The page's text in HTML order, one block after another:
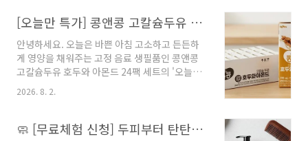
는 데 큰 도움을 줍니다. 텁텁하거나 두꺼운 잔여
감 ..
분 아침 프라임 타임에 라이브 방송된 [[방송에서
만 20만원 세일 전고객 사은품] 리오벨 26 풀스
킨 렉스퍼 리버서블 야상 자켓]은 실시간 구매지
수 12.9%를 기록하며 일일 전체 1위에 당당히
등극했습니다. 전날인 8월 1일 멜라밀라 버킷햇
이 20.7%의 지표로 당장의 피서 잡화 화력을 보
대 프리미엄 럭셔리 모피 카테고리..
[오늘만 특가] 콩앤콩 고칼슘두유 호두와 아몬드 24팩 네이버 경유 최저가 비교
안녕하세요. 오늘은 바쁜 아침 고소하고 든든하
게 영양을 채워주는 고정 음료 생필품인 콩앤콩
고칼슘두유 호두와 아몬드 24팩 세트의 '오늘만
특가' 정보를 소개해 드립니다. 식물성 단백질에
고소한 호두와 아몬드, 뼈 건강을 위한 칼슘까지
기 두유인데요. 현재 현대홈쇼핑에서 오늘 자정
2026. 8. 2.
🧼 [무료체험 신청] 두피부터 탄탄하게 케어하는 모지에프 헤어샴푸 + 헤어토닉 세트 🌿